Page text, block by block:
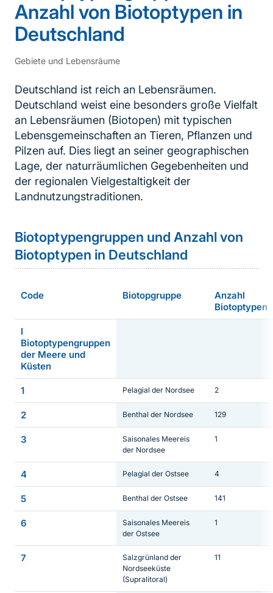
Anzahl von Biotoptypen in
Deutschland
Gebiete und Lebensräume
Deutschland ist reich an Lebensräumen.
Deutschland weist eine besonders große Vielfalt
an Lebensräumen (Biotopen) mit typischen
Lebensgemeinschaften an Tieren, Pflanzen und
Pilzen auf. Dies liegt an seiner geographischen
Lage, der naturräumlichen Gegebenheiten und
der regionalen Vielgestaltigkeit der
Landnutzungstraditionen.
Biotoptypengruppen und Anzahl von
Biotoptypen in Deutschland
Code Biotopgruppe
Anzahl
Biotoptypen
I
Biotoptypengruppen
der Meere und
Küsten
1 Pelagial der Nordsee 2
2 Benthal der Nordsee 129
3
Saisonales Meereis
der Nordsee
1
4 Pelagial der Ostsee 4
5 Benthal der Ostsee 141
6
Saisonales Meereis
der Ostsee
1
7
Salzgrünland der
Nordseeküste
(Supralitoral)
11